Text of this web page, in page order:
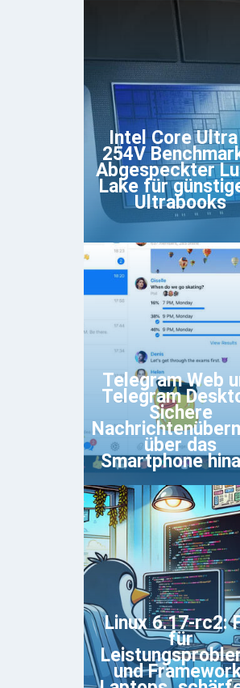
Intel Core
254V
Abgespeckter
Lake für
Ultrabooks
Telegram Web
Telegram
Sichere
über das
Smartphone
Linux 6.17-rc2:
für
und